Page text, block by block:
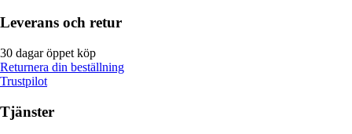
Leverans och retur
30 dagar öppet köp
Returnera din beställning
Trustpilot
Tjänster